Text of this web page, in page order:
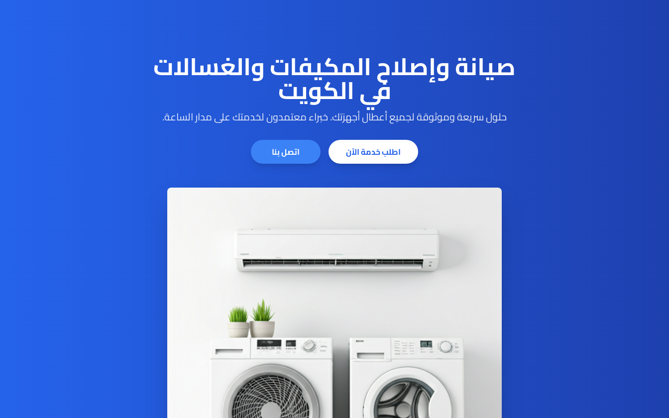
صيانة وإصلاح المكيفات والغسالات
في الكويت
حلول سريعة وموثوقة لجميع أعطال أجهزتك. خبراء معتمدون لخدمتك على مدار الساعة.
اطلب خدمة الآن اتصل بنا